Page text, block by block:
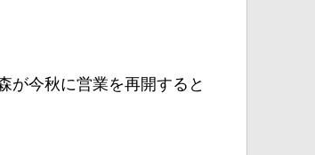
が今秋に営業を再開すると